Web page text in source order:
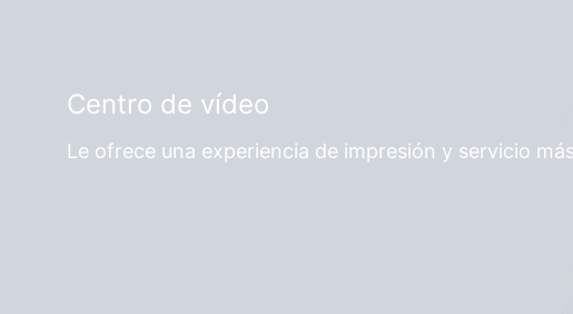
Centro de vídeo
Le ofrece una experiencia de impresión y servicio